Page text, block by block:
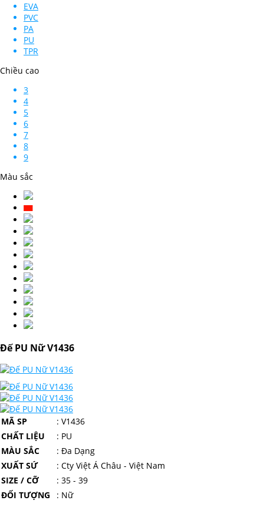
EVA
PVC
PA
PU
TPR
Chiều cao
3
4
5
6
7
8
9
Màu sắc
Đế PU Nữ V1436
MÃ SP
: V1436
CHẤT LIỆU
: PU
MÀU SẮC
: Đa Dạng
XUẤT SỨ
: Cty Việt Á Châu - Việt Nam
SIZE / CỠ
: 35 - 39
ĐỐI TƯỢNG
: Nữ